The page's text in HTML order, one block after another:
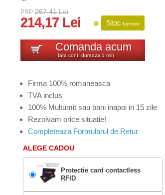
PRP 267,41 Lei
214,17 Lei Stoc furnizor
Comanda acum
fara cont, dureaza 1 min
Firma 100% romaneasca
TVA inclus
100% Multumit sau bani inapoi in 15 zile
Rezolvam orice situatie!
Completeaza Formularul de Retur
ALEGE CADOU
Protectie card contactless
RFID